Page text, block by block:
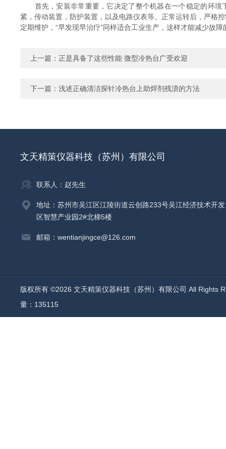
首先，安装非常重要，它决定了整个机器在一个稳定的环境
紧，传动装置，防护装置，以及电路仪表等。正常运转后，严格
定期维护，“早发现早治疗”同样适合工业生产，这样才能减少故
上一篇： 正是具备了这些性能 微型冷热台广受欢迎
下一篇： 浅述正确清洁探针冷热台上助焊剂残渍的方法
文天精策仪器科技（苏州）有限公司
联系人：赵先生
地址：苏州市吴江区江陵街道云创路233号吴江经济技术开发
区智慧产业园2#北梯5楼
邮箱：wentianjingce@126.com
版权所有 ©2026 文天精策仪器科技（苏州）有限公司 All
量：135115